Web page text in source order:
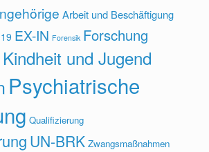
Arbeit und Beschäftigung
EX-IN Forensik Forschung
Kindheit und Jugend
Psychiatrische
Qualifizierung
UN-BRK Zwangsmaßnahmen